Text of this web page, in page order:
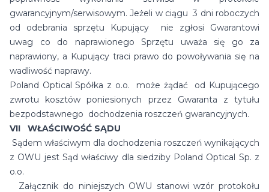
gwarancyjnym/serwisowym. Jeżeli w ciągu 3 dni roboczych
od odebrania sprzętu Kupujący nie zgłosi Gwarantowi
uwag co do naprawionego Sprzętu uważa się go za
naprawiony, a Kupujący traci prawo do powoływania się na
wadliwość naprawy.
Poland Optical Spółka z o.o. może żądać od Kupującego
zwrotu kosztów poniesionych przez Gwaranta z tytułu
bezpodstawnego dochodzenia roszczeń gwarancyjnych.
VII WŁAŚCIWOŚĆ SĄDU
Sądem właściwym dla dochodzenia roszczeń wynikających
z OWU jest Sąd właściwy dla siedziby Poland Optical Sp. z
o.o.
Załącznik do niniejszych OWU stanowi wzór protokołu